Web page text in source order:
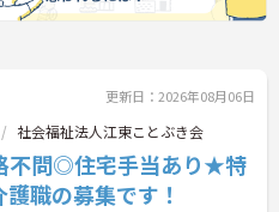
更新日：2026年08月06日
社会福祉法人江東ことぶき会
不問◎住宅手当あり★特
職の募集です！